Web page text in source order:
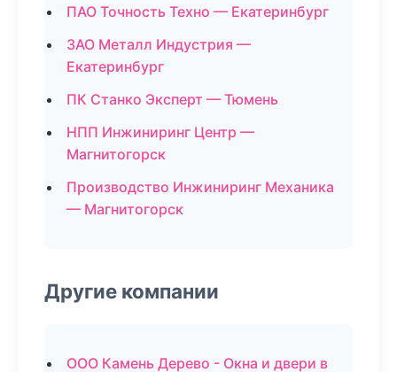
ПАО Точность Техно — Екатеринбург
ЗАО Металл Индустрия —
Екатеринбург
ПК Станко Эксперт — Тюмень
НПП Инжиниринг Центр —
Магнитогорск
Производство Инжиниринг Механика
— Магнитогорск
Другие компании
ООО Камень Дерево - Окна и двери в